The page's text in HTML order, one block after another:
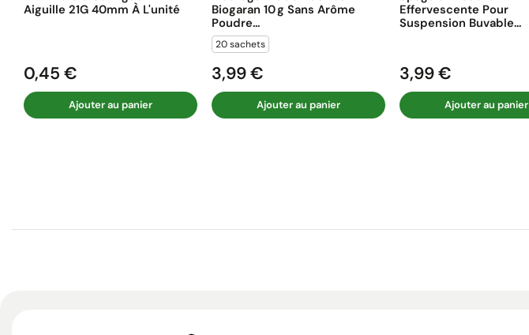
Aiguille 21G 40mm À L'unité
Prix
0,45 €
Ajouter au panier
Biogaran 10 G Sans Arôme
Poudre...
20 sachets
Prix
3,99 €
Ajouter au panier
Effervescente Pour
Suspension Buvable...
Prix
3,99 €
Ajouter au panier